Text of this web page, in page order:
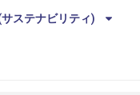
ステナビリティ)